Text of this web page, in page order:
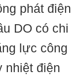
phát điện
DO có chi
lực công
nhiệt điện